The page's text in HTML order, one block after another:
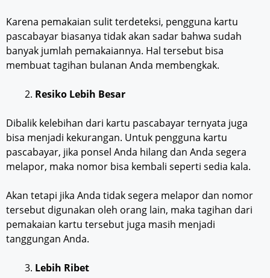
Karena pemakaian sulit terdeteksi, pengguna kartu
pascabayar biasanya tidak akan sadar bahwa sudah
banyak jumlah pemakaiannya. Hal tersebut bisa
membuat tagihan bulanan Anda membengkak.
Resiko Lebih Besar
Dibalik kelebihan dari kartu pascabayar ternyata juga
bisa menjadi kekurangan. Untuk pengguna kartu
pascabayar, jika ponsel Anda hilang dan Anda segera
melapor, maka nomor bisa kembali seperti sedia kala.
Akan tetapi jika Anda tidak segera melapor dan nomor
tersebut digunakan oleh orang lain, maka tagihan dari
pemakaian kartu tersebut juga masih menjadi
tanggungan Anda.
Lebih Ribet